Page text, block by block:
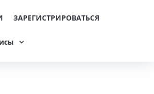
ЗАРЕГИСТРИРОВАТЬСЯ